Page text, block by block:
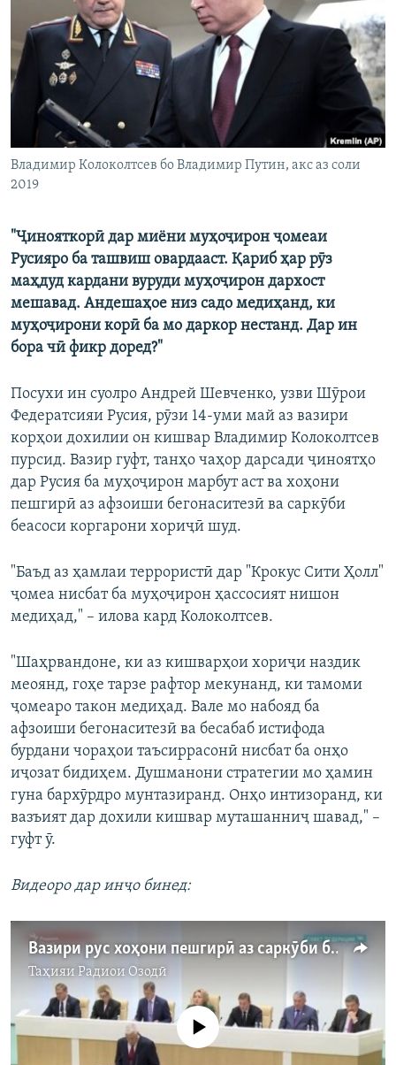
ГУЗОРИШҲОИ РАДИОӢ
Русский
ПАЙГИРӢ КУНЕД
Владимир Колоколтсев бо Владимир Путин, акс аз соли
2019
"Ҷинояткорӣ дар миёни муҳоҷирон ҷомеаи
Русияро ба ташвиш овардааст. Қариб ҳар рӯз
маҳдуд кардани вуруди муҳоҷирон дархост
мешавад. Андешаҳое низ садо медиҳанд, ки
муҳоҷирони корӣ ба мо даркор нестанд. Дар ин
бора чӣ фикр доред?"
Посухи ин суолро Андрей Шевченко, узви Шӯрои
Федератсияи Русия, рӯзи 14-уми май аз вазири
корҳои дохилии он кишвар Владимир Колоколтсев
пурсид. Вазир гуфт, танҳо чаҳор дарсади ҷиноятҳо
дар Русия ба муҳоҷирон марбут аст ва хоҳони
пешгирӣ аз афзоиши бегонаситезӣ ва саркӯби
беасоси коргарони хориҷӣ шуд.
"Баъд аз ҳамлаи террористӣ дар "Крокус Сити Ҳолл"
ҷомеа нисбат ба муҳоҷирон ҳассосият нишон
медиҳад," – илова кард Колоколтсев.
"Шаҳрвандоне, ки аз кишварҳои хориҷи наздик
меоянд, гоҳе тарзе рафтор мекунанд, ки тамоми
ҷомеаро такон медиҳад. Вале мо набояд ба
афзоиши бегонаситезӣ ва бесабаб истифода
бурдани чораҳои таъсиррасонӣ нисбат ба онҳо
иҷозат бидиҳем. Душманони стратегии мо ҳамин
гуна бархӯрдро мунтазиранд. Онҳо интизоранд, ки
вазъият дар дохили кишвар муташанниҷ шавад," –
гуфт ӯ.
Видеоро дар инҷо бинед:
Вазири рус хоҳони пешгирӣ аз саркӯби беасоси муҳоҷирон шуд
Таҳияи Радиои Озодӣ
Феълан кор намекунад